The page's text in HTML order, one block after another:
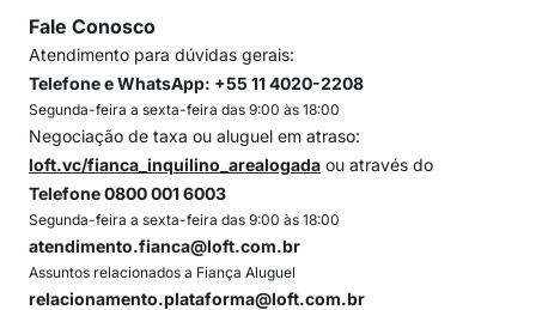
Fale Conosco
Atendimento para dúvidas gerais:
Telefone e WhatsApp: +55 11 4020-2208
Segunda-feira a sexta-feira das 9:00 às 18:00
Negociação de taxa ou aluguel em atraso:
loft.vc/fianca_inquilino_arealogada ou através do
Telefone 0800 001 6003
Segunda-feira a sexta-feira das 9:00 às 18:00
atendimento.fianca@loft.com.br
Assuntos relacionados a Fiança Aluguel
relacionamento.plataforma@loft.com.br